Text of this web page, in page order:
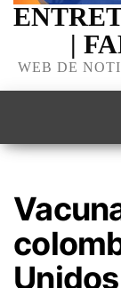
|
WEB DE